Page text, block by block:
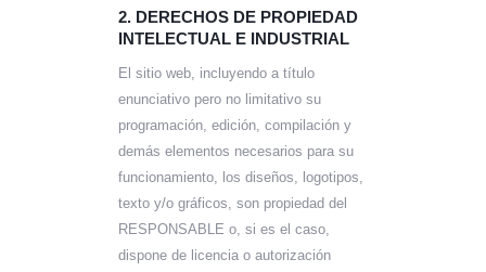
2. DERECHOS DE PROPIEDAD
INTELECTUAL E INDUSTRIAL
El sitio web, incluyendo a título
enunciativo pero no limitativo su
programación, edición, compilación y
demás elementos necesarios para su
funcionamiento, los diseños, logotipos,
texto y/o gráficos, son propiedad del
RESPONSABLE o, si es el caso,
dispone de licencia o autorización